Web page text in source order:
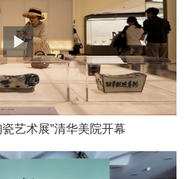
艺术展”清华美院开幕